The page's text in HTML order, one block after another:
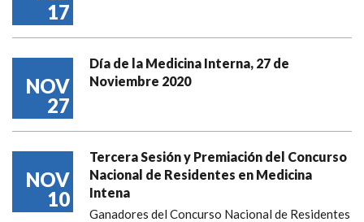
17
NOV
27
Día de la Medicina Interna, 27 de
Noviembre 2020
NOV
10
Tercera Sesión y Premiación del Concurso
Nacional de Residentes en Medicina
Intena
Ganadores del Concurso Nacional de Residentes